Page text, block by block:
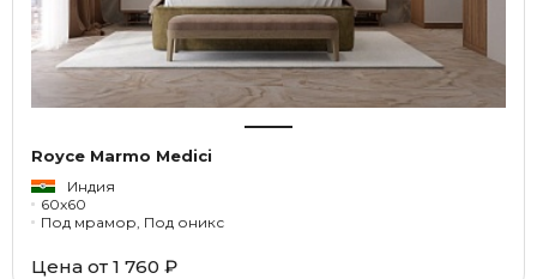
Royce Marmo Medici
Индия
60x60
Под мрамор, Под оникс
Цена от 1 760 ₽